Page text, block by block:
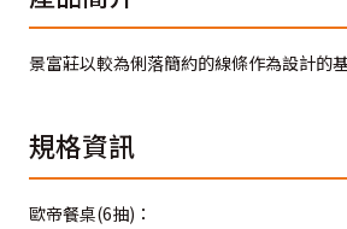
景富莊以較為俐落簡約的線條作為設計的
規格資訊
歐帝餐桌(6抽)：